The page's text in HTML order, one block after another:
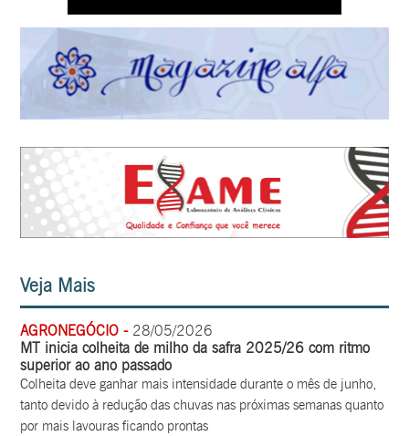
Veja Mais
AGRONEGÓCIO -28/05/2026
MT inicia colheita de milho da safra 2025/26 com ritmo
superior ao ano passado
Colheita deve ganhar mais intensidade durante o mês de junho,
tanto devido à redução das chuvas nas próximas semanas quanto
por mais lavouras ficando prontas